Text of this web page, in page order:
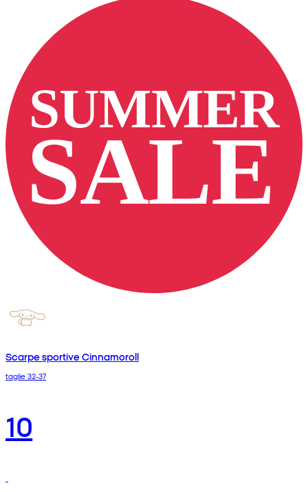
Scarpe sportive Cinnamoroll
taglie 32-37
10